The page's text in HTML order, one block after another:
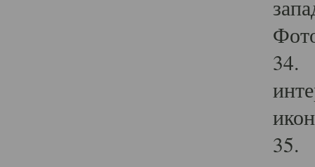
34.
35.